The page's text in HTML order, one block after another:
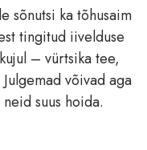
sõnutsi ka tõhusaim
tingitud iivelduse
– vürtsika tee,
võivad aga
suus hoida.